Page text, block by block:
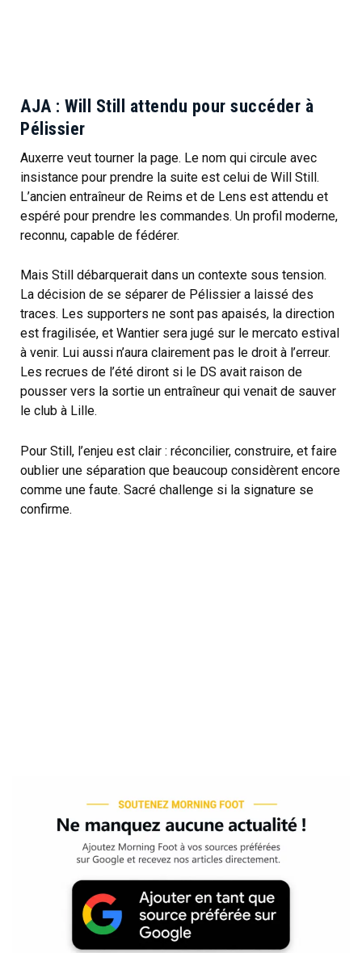
AJA : Will Still attendu pour succéder à
Pélissier
Auxerre veut tourner la page. Le nom qui circule avec
insistance pour prendre la suite est celui de Will Still.
L’ancien entraîneur de Reims et de Lens est attendu et
espéré pour prendre les commandes. Un profil moderne,
reconnu, capable de fédérer.
Mais Still débarquerait dans un contexte sous tension.
La décision de se séparer de Pélissier a laissé des
traces. Les supporters ne sont pas apaisés, la direction
est fragilisée, et Wantier sera jugé sur le mercato estival
à venir. Lui aussi n’aura clairement pas le droit à l’erreur.
Les recrues de l’été diront si le DS avait raison de
pousser vers la sortie un entraîneur qui venait de sauver
le club à Lille.
Pour Still, l’enjeu est clair : réconcilier, construire, et faire
oublier une séparation que beaucoup considèrent encore
comme une faute. Sacré challenge si la signature se
confirme.